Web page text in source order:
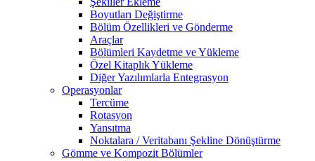
Boyutları Değiştirme
Bölüm Özellikleri ve Gönderme
Araçlar
Bölümleri Kaydetme ve Yükleme
Özel Kitaplık Yükleme
Diğer Yazılımlarla Entegrasyon
Operasyonlar
Tercüme
Rotasyon
Yansıtma
Noktalara / Veritabanı Şekline Dönüştürme
Gömme ve Kompozit Bölümler